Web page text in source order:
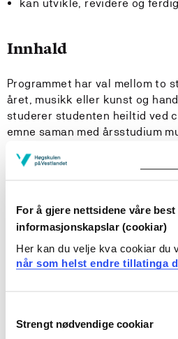
For å gjere nettsidene våre
informasjonskapslar (cookiar)
Her kan du velje kva cookiar du
når som helst endre tillatinga
Selection
Strengt nødvendige cookiar
kan utvikle, revidere og
Innhald
Programmet har val mellom to
året, musikk eller kunst og
studerer studenten heiltid ved
emne saman med årsstudium
kunst og handverk. Vidare har
obligatoriske emne 2. og 3. året.
Valfrie emne, A. Musikk:
Utøve musikk, 15 sp